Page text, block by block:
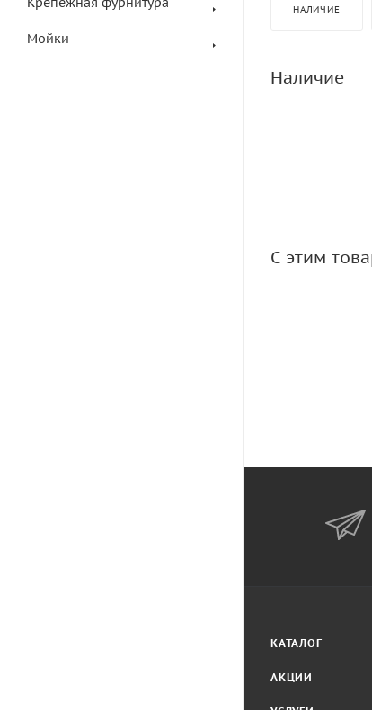
Мойки
НАЛИЧИЕ
Наличие
С этим
КАТАЛОГ
АКЦИИ